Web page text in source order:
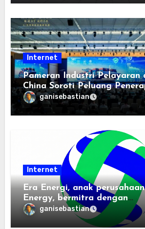
Internet
Pameran Industri Pelayaran
China Soroti Peluang
ganisebastian
Internet
Era Energi, anak
Energy, bermitra dengan
Zhuochuangtong untuk
transisi energi Indonesia —
ganisebastian